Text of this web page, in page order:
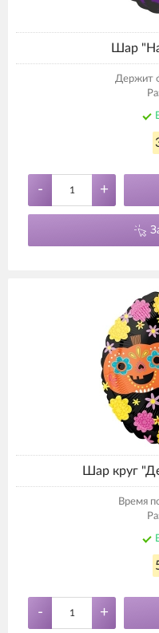
Шар
Держит
- +
Шар круг
Время
- +